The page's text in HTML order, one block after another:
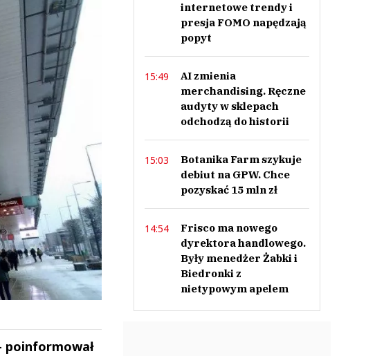
poinformował
internetowe trendy i
presja FOMO napędzają
popyt
15:49
AI zmienia
merchandising. Ręczne
audyty w sklepach
odchodzą do historii
15:03
Botanika Farm szykuje
debiut na GPW. Chce
pozyskać 15 mln zł
14:54
Frisco ma nowego
dyrektora handlowego.
Były menedżer Żabki i
Biedronki z
nietypowym apelem